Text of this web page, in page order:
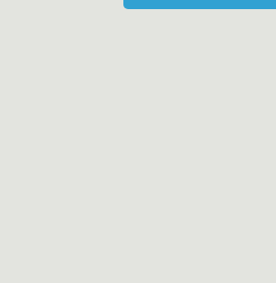
«Каменноостровская коллекция, 62»